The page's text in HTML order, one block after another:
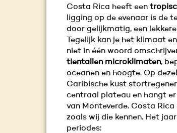
Costa Rica heeft een
ligging op de evenaar is de
door gelijkmatig, een
Tegelijk kan je het klimaat
niet in één woord
tientallen microklimaten,
oceanen en hoogte. Op
Caribische kust
centraal plateau en hangt
van Monteverde. Costa Rica
zoals wij die kennen. Het
periodes: